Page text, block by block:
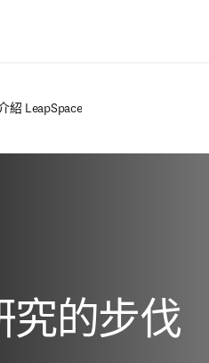
紹 LeapSpace
究的步伐